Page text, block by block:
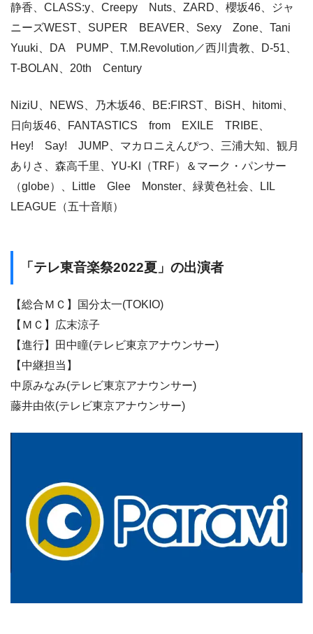
静香、CLASS:y、Creepy Nuts、ZARD、櫻坂46、ジャ
ニーズWEST、SUPER BEAVER、Sexy Zone、Tani
Yuuki、DA PUMP、T.M.Revolution／西川貴教、D-51、
T-BOLAN、20th Century
NiziU、NEWS、乃木坂46、BE:FIRST、BiSH、hitomi、
日向坂46、FANTASTICS from EXILE TRIBE、
Hey! Say! JUMP、マカロニえんぴつ、三浦大知、観月
ありさ、森高千里、YU-KI（TRF）＆マーク・パンサー
（globe）、Little Glee Monster、緑黄色社会、LIL
LEAGUE（五十音順）
「テレ東音楽祭2022夏」の出演者
【総合ＭＣ】国分太一(TOKIO)
【ＭＣ】広末涼子
【進行】田中瞳(テレビ東京アナウンサー)
【中継担当】
中原みなみ(テレビ東京アナウンサー)
藤井由依(テレビ東京アナウンサー)